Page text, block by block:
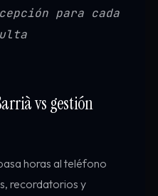
para cada
vs gestión
horas al teléfono
recordatorios y